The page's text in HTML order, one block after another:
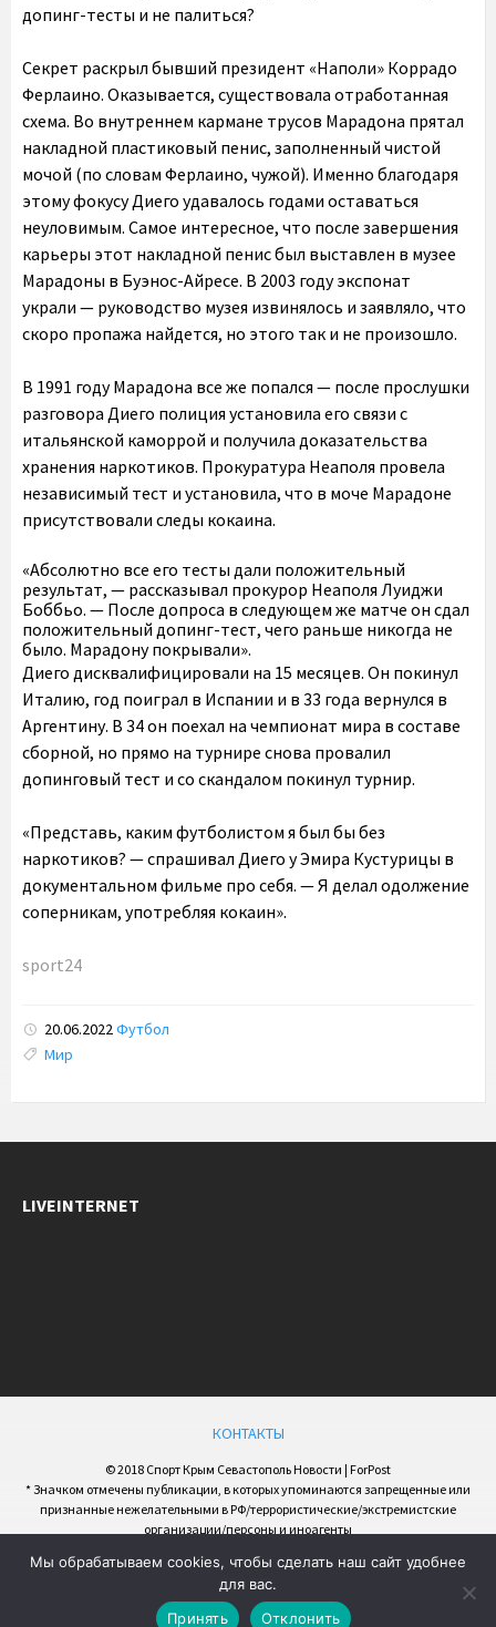
допинг-тесты и не палиться?
Секрет раскрыл бывший президент «Наполи» Коррадо
Ферлаино. Оказывается, существовала отработанная
схема. Во внутреннем кармане трусов Марадона прятал
накладной пластиковый пенис, заполненный чистой
мочой (по словам Ферлаино, чужой). Именно благодаря
этому фокусу Диего удавалось годами оставаться
неуловимым. Самое интересное, что после завершения
карьеры этот накладной пенис был выставлен в музее
Марадоны в Буэнос-Айресе. В 2003 году экспонат
украли — руководство музея извинялось и заявляло, что
скоро пропажа найдется, но этого так и не произошло.
В 1991 году Марадона все же попался — после прослушки
разговора Диего полиция установила его связи с
итальянской каморрой и получила доказательства
хранения наркотиков. Прокуратура Неаполя провела
независимый тест и установила, что в моче Марадоне
присутствовали следы кокаина.
«Абсолютно все его тесты дали положительный
результат, — рассказывал прокурор Неаполя Луиджи
Боббьо. — После допроса в следующем же матче он сдал
положительный допинг-тест, чего раньше никогда не
было. Марадону покрывали».
Диего дисквалифицировали на 15 месяцев. Он покинул
Италию, год поиграл в Испании и в 33 года вернулся в
Аргентину. В 34 он поехал на чемпионат мира в составе
сборной, но прямо на турнире снова провалил
допинговый тест и со скандалом покинул турнир.
«Представь, каким футболистом я был бы без
наркотиков? — спрашивал Диего у Эмира Кустурицы в
документальном фильме про себя. — Я делал одолжение
соперникам, употребляя кокаин».
sport24
20.06.2022Футбол
Tags:
Мир
LIVEINTERNET
КОНТАКТЫ
© 2018 Спорт Крым Севастополь Новости | ForPost
* Значком отмечены публикации, в которых упоминаются запрещенные или
признанные нежелательными в РФ/террористические/экстремистские
организации/персоны и иноагенты
Мы обрабатываем cookies, чтобы сделать наш сайт удобнее
для вас.
Принять
Отклонить